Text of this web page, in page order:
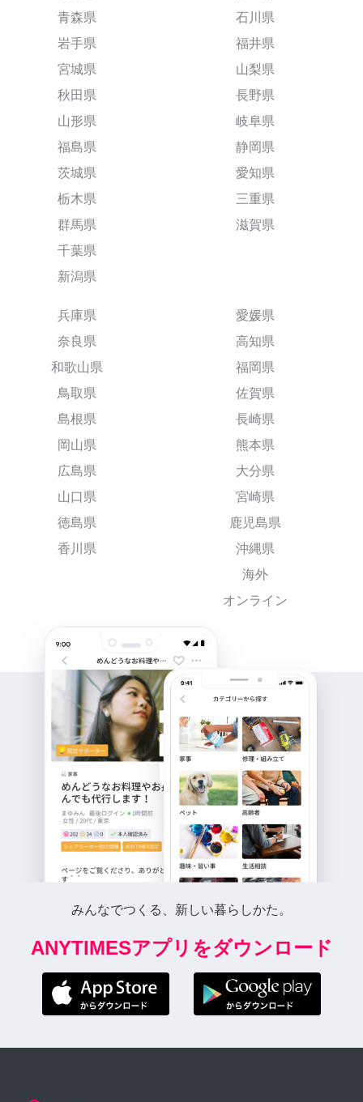
青森県
岩手県
宮城県
秋田県
山形県
福島県
茨城県
栃木県
群馬県
千葉県
新潟県
石川県
福井県
山梨県
長野県
岐阜県
静岡県
愛知県
三重県
滋賀県
兵庫県
奈良県
和歌山県
鳥取県
島根県
岡山県
広島県
山口県
徳島県
香川県
愛媛県
高知県
福岡県
佐賀県
長崎県
熊本県
大分県
宮崎県
鹿児島県
沖縄県
海外
オンライン
みんなでつくる、新しい暮らしかた。
ANYTIMESアプリをダウンロード